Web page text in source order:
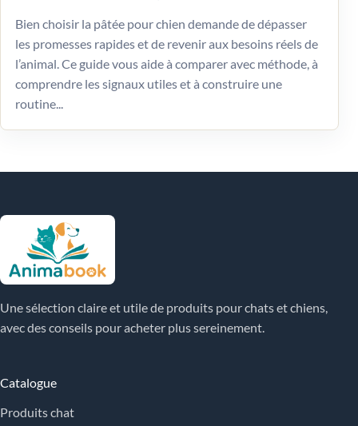
Bien choisir la pâtée pour chien demande de dépasser
les promesses rapides et de revenir aux besoins réels de
l’animal. Ce guide vous aide à comparer avec méthode, à
comprendre les signaux utiles et à construire une
routine...
Une sélection claire et utile de produits pour chats et chiens,
avec des conseils pour acheter plus sereinement.
Catalogue
Produits chat